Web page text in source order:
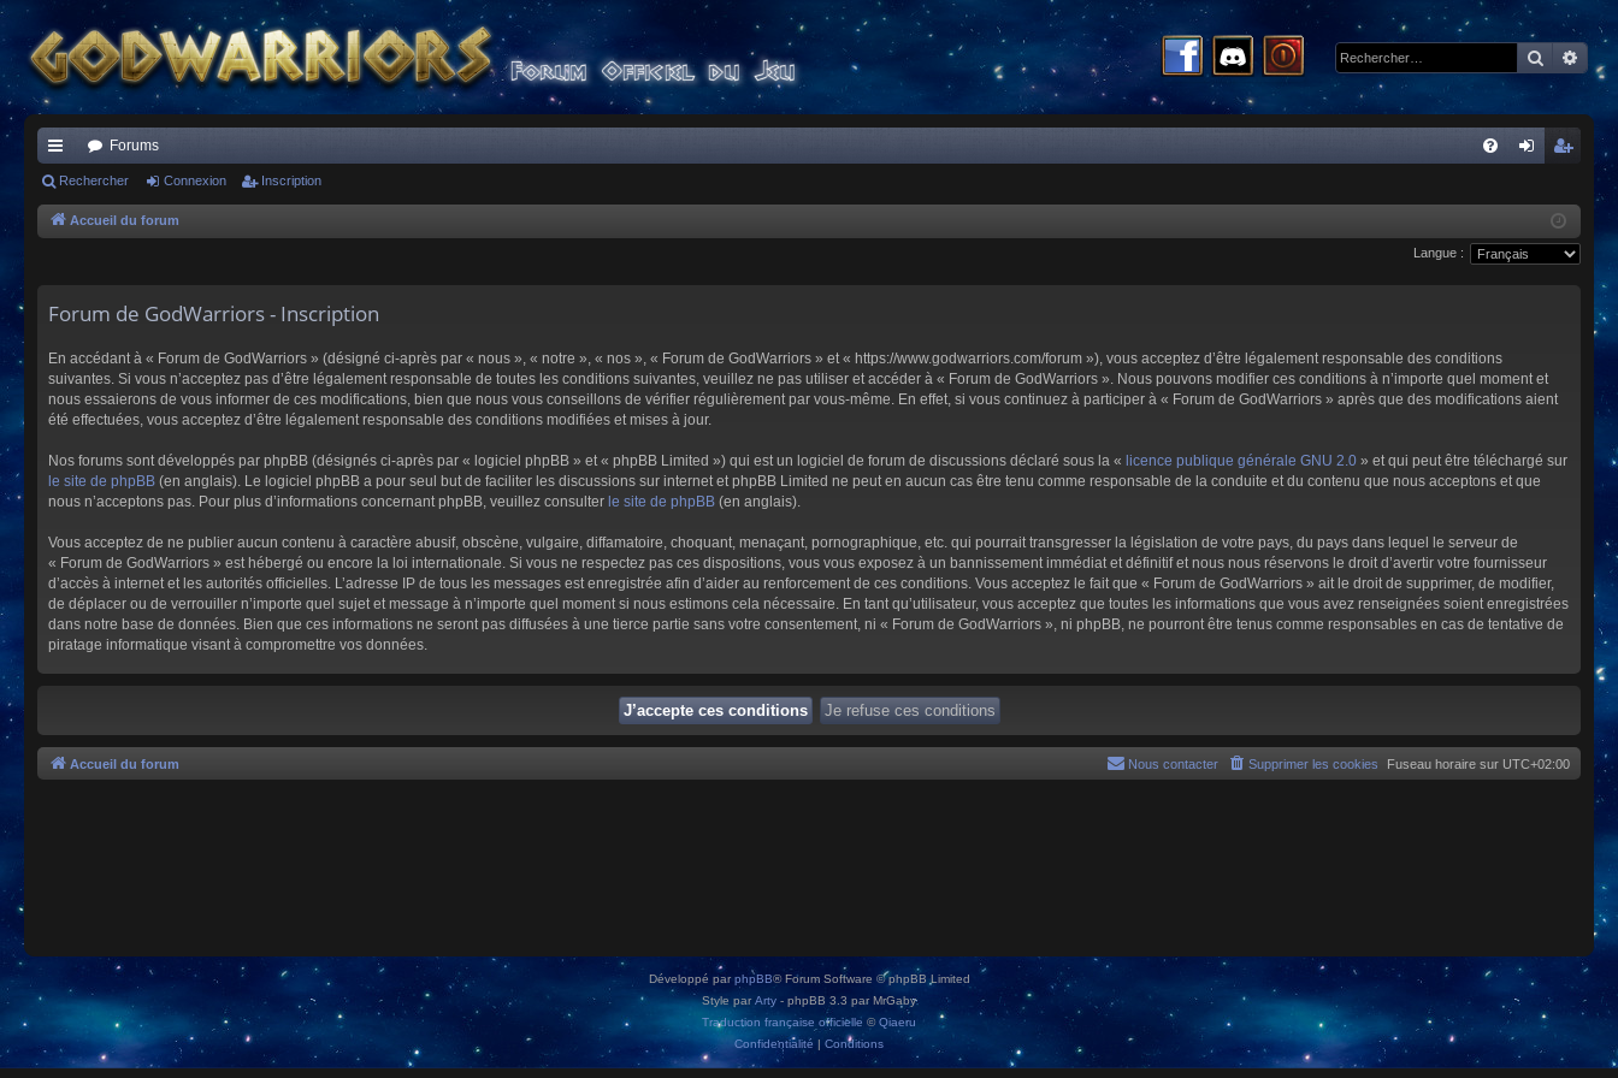
ac
co
s
Forums
xi
cri
pti
Rechercher Connexion Inscription
Accueil du forum
Langue :
Forum de GodWarriors - Inscription
En accédant à « Forum de GodWarriors » (désigné ci-après par « nous », « notre », « nos », « Forum de GodWarriors » et « https://www.godwarriors.com/forum »), vous acceptez d’être légalement responsable des conditions
suivantes. Si vous n’acceptez pas d’être légalement responsable de toutes les conditions suivantes, veuillez ne pas utiliser et accéder à « Forum de GodWarriors ». Nous pouvons modifier ces conditions à n’importe quel moment et
nous essaierons de vous informer de ces modifications, bien que nous vous conseillons de vérifier régulièrement par vous-même. En effet, si vous continuez à participer à « Forum de GodWarriors » après que des modifications aient
été effectuées, vous acceptez d’être légalement responsable des conditions modifiées et mises à jour.
Nos forums sont développés par phpBB (désignés ci-après par « logiciel phpBB » et « phpBB Limited ») qui est un logiciel de forum de discussions déclaré sous la « licence publique générale GNU 2.0 » et qui peut être téléchargé sur
le site de phpBB (en anglais). Le logiciel phpBB a pour seul but de faciliter les discussions sur internet et phpBB Limited ne peut en aucun cas être tenu comme responsable de la conduite et du contenu que nous acceptons et que
nous n’acceptons pas. Pour plus d’informations concernant phpBB, veuillez consulter le site de phpBB (en anglais).
Vous acceptez de ne publier aucun contenu à caractère abusif, obscène, vulgaire, diffamatoire, choquant, menaçant, pornographique, etc. qui pourrait transgresser la législation de votre pays, du pays dans lequel le serveur de
« Forum de GodWarriors » est hébergé ou encore la loi internationale. Si vous ne respectez pas ces dispositions, vous vous exposez à un bannissement immédiat et définitif et nous nous réservons le droit d’avertir votre fournisseur
d’accès à internet et les autorités officielles. L’adresse IP de tous les messages est enregistrée afin d’aider au renforcement de ces conditions. Vous acceptez le fait que « Forum de GodWarriors » ait le droit de supprimer, de modifier,
de déplacer ou de verrouiller n’importe quel sujet et message à n’importe quel moment si nous estimons cela nécessaire. En tant qu’utilisateur, vous acceptez que toutes les informations que vous avez renseignées soient enregistrées
dans notre base de données. Bien que ces informations ne seront pas diffusées à une tierce partie sans votre consentement, ni « Forum de GodWarriors », ni phpBB, ne pourront être tenus comme responsables en cas de tentative de
piratage informatique visant à compromettre vos données.
Accueil du forum Fuseau horaire sur UTC+02:00
Supprimer les cookies
Nous contacter
Développé parphpBB® Forum Software © phpBB Limited
Style par Arty - phpBB 3.3 par MrGaby
Traduction française officielle ©Qiaeru
Confidentialité | Conditions